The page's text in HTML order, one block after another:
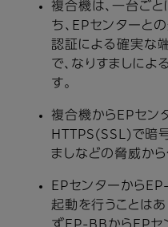
複合機は、一台ご
ち、EPセンターと
認証による確実な
で、なりすましに
す。
複合機からEPセン
HTTPS(SSL)で暗号
ましなどの脅威から
EPセンターから
起動を行うことは